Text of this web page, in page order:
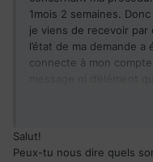
1mois 2 semaines.
je viens de recevoir par
l’état de ma demande
connecte à mon
Salut!
Peux-tu nous dire quels